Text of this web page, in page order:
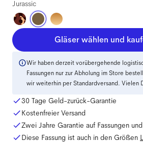
Jurassic
Gläser wählen und
Wir haben derzeit vorübergehende
Fassungen nur zur Abholung im Store
wir weiterhin per Standardversand. Vielen
30 Tage Geld-zurück-Garantie
Kostenfreier Versand
Zwei Jahre Garantie auf Fassungen
Diese Fassung ist auch in den Größen